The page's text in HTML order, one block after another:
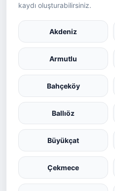
kaydı oluşturabilirsiniz.
Akdeniz
Armutlu
Bahçeköy
Ballıöz
Büyükçat
Çekmece